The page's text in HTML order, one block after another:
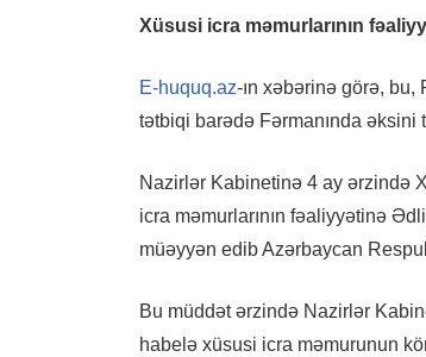
Xüsusi icra məmurlarının
E-huquq.az-ın xəbərinə görə, bu,
tətbiqi barədə Fərmanında əksini
Nazirlər Kabinetinə 4 ay ərzində
icra məmurlarının fəaliyyətinə
müəyyən edib Azərbaycan
Bu müddət ərzində Nazirlər
habelə xüsusi icra məmurunun